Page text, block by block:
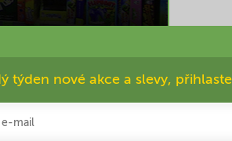
týden nové akce a slevy,